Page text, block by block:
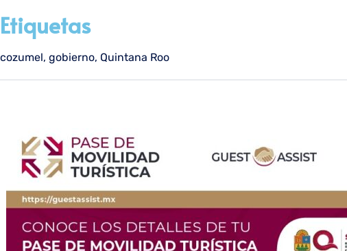
Etiquetas
cozumel, gobierno, Quintana Roo